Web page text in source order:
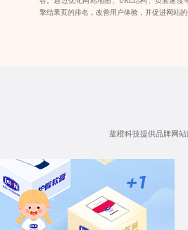
擎结果页的排名，改善用户体验，并促进网站
蓝橙科技提供品牌网